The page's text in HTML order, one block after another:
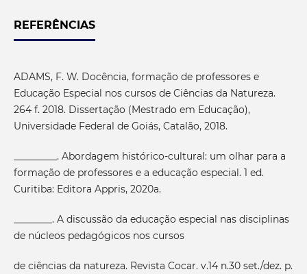
REFERÊNCIAS
ADAMS, F. W. Docência, formação de professores e
Educação Especial nos cursos de Ciências da Natureza.
264 f. 2018. Dissertação (Mestrado em Educação),
Universidade Federal de Goiás, Catalão, 2018.
_________. Abordagem histórico-cultural: um olhar para a
formação de professores e a educação especial. 1 ed.
Curitiba: Editora Appris, 2020a.
________. A discussão da educação especial nas disciplinas
de núcleos pedagógicos nos cursos
de ciências da natureza. Revista Cocar. v.14 n.30 set./dez. p.